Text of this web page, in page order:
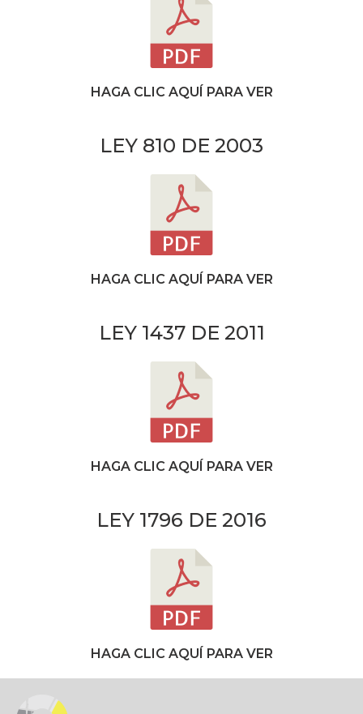
HAGA CLIC AQUÍ PARA VER
LEY 810 DE 2003
HAGA CLIC AQUÍ PARA VER
LEY 1437 DE 2011
HAGA CLIC AQUÍ PARA VER
LEY 1796 DE 2016
HAGA CLIC AQUÍ PARA VER